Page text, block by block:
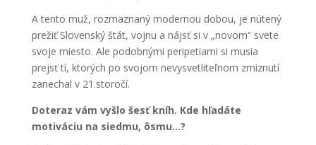
A tento muž, rozmaznaný modernou dobou, je nútený
prežiť Slovenský štát, vojnu a nájsť si v „novom“ svete
svoje miesto. Ale podobnými peripetiami si musia
prejsť tí, ktorých po svojom nevysvetliteľnom zmiznutí
zanechal v 21.storočí.
Doteraz vám vyšlo šesť kníh. Kde hľadáte
motiváciu na siedmu, ôsmu…?